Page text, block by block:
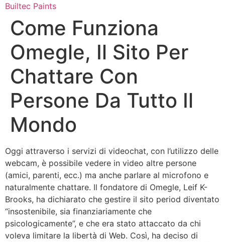
Skip
content
Builtec Paints
Come Funziona
Omegle, Il Sito Per
Chattare Con
Persone Da Tutto Il
Mondo
Oggi attraverso i servizi di videochat, con l’utilizzo delle
webcam, è possibile vedere in video altre persone
(amici, parenti, ecc.) ma anche parlare al microfono e
naturalmente chattare. Il fondatore di Omegle, Leif K-
Brooks, ha dichiarato che gestire il sito period diventato
“insostenibile, sia finanziariamente che
psicologicamente”, e che era stato attaccato da chi
voleva limitare la libertà di Web. Così, ha deciso di